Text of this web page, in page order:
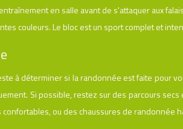
en salle avant de s'attaquer aux
couleurs. Le bloc est un sport complet et
à déterminer si la randonnée est faite pour
Si possible, restez sur des parcours
ou des chaussures de